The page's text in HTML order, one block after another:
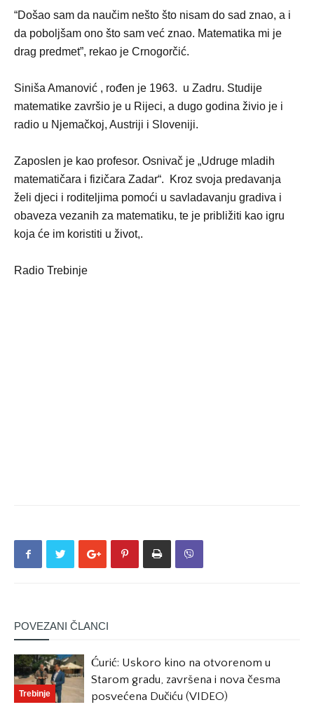
“Došao sam da naučim nešto što nisam do sad znao, a i
da poboljšam ono što sam već znao. Matematika mi je
drag predmet”, rekao je Crnogorčić.
Siniša Amanović , rođen je 1963. u Zadru. Studije
matematike završio je u Rijeci, a dugo godina živio je i
radio u Njemačkoj, Austriji i Sloveniji.
Zaposlen je kao profesor. Osnivač je „Udruge mladih
matematičara i fizičara Zadar“. Kroz svoja predavanja
želi djeci i roditeljima pomoći u savladavanju gradiva i
obaveza vezanih za matematiku, te je približiti kao igru
koja će im koristiti u život,.
Radio Trebinje
POVEZANI ČLANCI
Trebinje
Ćurić: Uskoro kino na otvorenom u
Starom gradu, završena i nova česma
posvećena Dučiću (VIDEO)